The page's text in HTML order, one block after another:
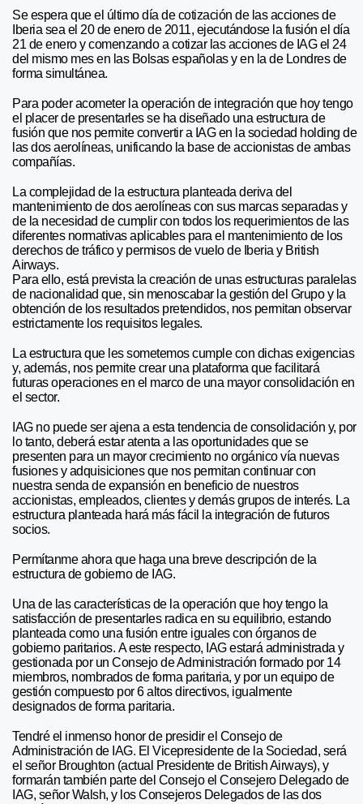
Se espera que el último día de cotización de las acciones de
Iberia sea el 20 de enero de 2011, ejecutándose la fusión el día
21 de enero y comenzando a cotizar las acciones de IAG el 24
del mismo mes en las Bolsas españolas y en la de Londres de
forma simultánea.
Para poder acometer la operación de integración que hoy tengo
el placer de presentarles se ha diseñado una estructura de
fusión que nos permite convertir a IAG en la sociedad holding de
las dos aerolíneas, unificando la base de accionistas de ambas
compañías.
La complejidad de la estructura planteada deriva del
mantenimiento de dos aerolíneas con sus marcas separadas y
de la necesidad de cumplir con todos los requerimientos de las
diferentes normativas aplicables para el mantenimiento de los
derechos de tráfico y permisos de vuelo de Iberia y British
Airways.
Para ello, está prevista la creación de unas estructuras paralelas
de nacionalidad que, sin menoscabar la gestión del Grupo y la
obtención de los resultados pretendidos, nos permitan observar
estrictamente los requisitos legales.
La estructura que les sometemos cumple con dichas exigencias
y, además, nos permite crear una plataforma que facilitará
futuras operaciones en el marco de una mayor consolidación en
el sector.
IAG no puede ser ajena a esta tendencia de consolidación y, por
lo tanto, deberá estar atenta a las oportunidades que se
presenten para un mayor crecimiento no orgánico vía nuevas
fusiones y adquisiciones que nos permitan continuar con
nuestra senda de expansión en beneficio de nuestros
accionistas, empleados, clientes y demás grupos de interés. La
estructura planteada hará más fácil la integración de futuros
socios.
Permítanme ahora que haga una breve descripción de la
estructura de gobierno de IAG.
Una de las características de la operación que hoy tengo la
satisfacción de presentarles radica en su equilibrio, estando
planteada como una fusión entre iguales con órganos de
gobierno paritarios. A este respecto, IAG estará administrada y
gestionada por un Consejo de Administración formado por 14
miembros, nombrados de forma paritaria, y por un equipo de
gestión compuesto por 6 altos directivos, igualmente
designados de forma paritaria.
Tendré el inmenso honor de presidir el Consejo de
Administración de IAG. El Vicepresidente de la Sociedad, será
el señor Broughton (actual Presidente de British Airways), y
formarán también parte del Consejo el Consejero Delegado de
IAG, señor Walsh, y los Consejeros Delegados de las dos